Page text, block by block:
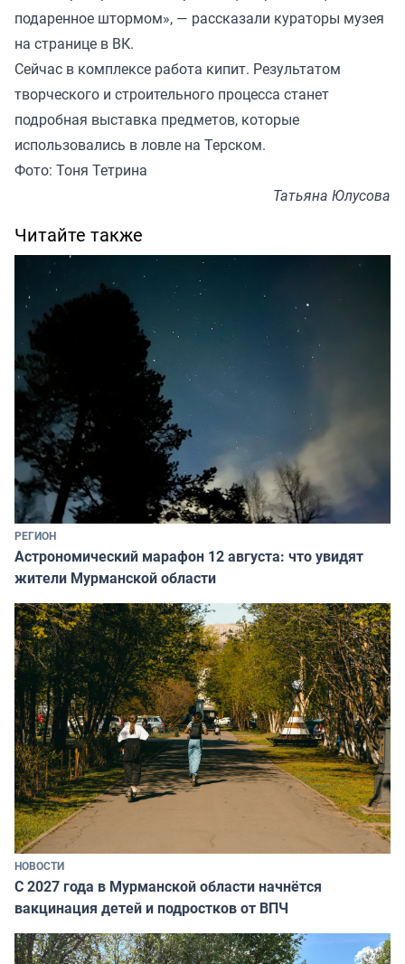
подаренное штормом», — рассказали кураторы музея
на странице в ВК.
Сейчас в комплексе работа кипит. Результатом
творческого и строительного процесса станет
подробная выставка предметов, которые
использовались в ловле на Терском.
Фото: Тоня Тетрина
Татьяна Юлусова
Читайте также
РЕГИОН
Астрономический марафон 12 августа: что увидят
жители Мурманской области
НОВОСТИ
С 2027 года в Мурманской области начнётся
вакцинация детей и подростков от ВПЧ